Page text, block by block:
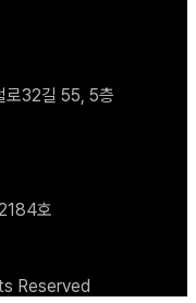
로32길 55, 5층
호
Reserved